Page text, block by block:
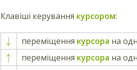
Клавіші керування курсором:
↓ переміщення курсора на
↑ переміщення курсора на